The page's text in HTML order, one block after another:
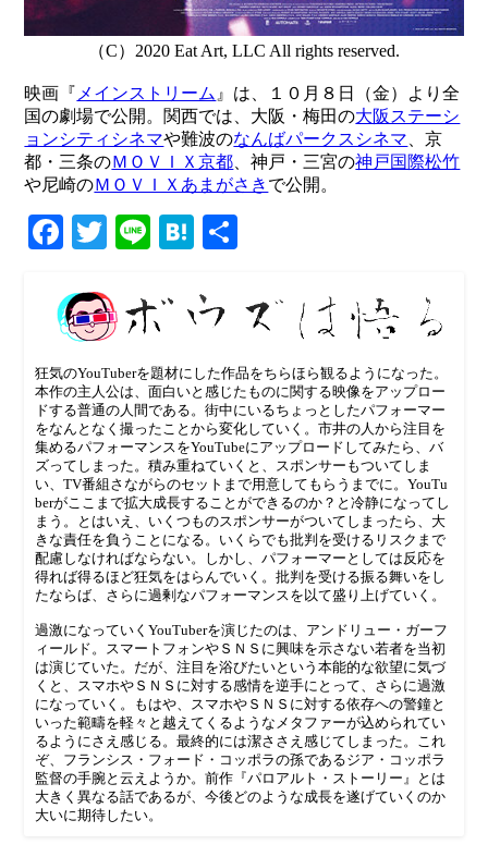
（C）2020 Eat Art, LLC All rights reserved.
映画『 メインストリーム 』は、１０月８日（金）より全
国の劇場で公開。関西では、大阪・梅田の大阪ステーシ
ョンシティシネマや難波のなんばパークスシネマ 、京
都・三条のＭＯＶＩＸ京都 、神戸・三宮の神戸国際松竹
や尼崎のＭＯＶＩＸあまがさき で公開。
Facebook
TwitterLineHatena
狂気のYouTuberを題材にした作品をちらほら観るようになった。
本作の主人公は、面白いと感じたものに関する映像をアップロー
ドする普通の人間である。街中にいるちょっとしたパフォーマー
をなんとなく撮ったことから変化していく。市井の人から注目を
集めるパフォーマンスをYouTubeにアップロードしてみたら、バ
ズってしまった。積み重ねていくと、スポンサーもついてしま
い、TV番組さながらのセットまで用意してもらうまでに。YouTu
berがここまで拡大成長することができるのか？と冷静になってし
まう。とはいえ、いくつものスポンサーがついてしまったら、大
きな責任を負うことになる。いくらでも批判を受けるリスクまで
配慮しなければならない。しかし、パフォーマーとしては反応を
得れば得るほど狂気をはらんでいく。批判を受ける振る舞いをし
たならば、さらに過剰なパフォーマンスを以て盛り上げていく。
過激になっていくYouTuberを演じたのは、アンドリュー・ガーフ
ィールド。スマートフォンやＳＮＳに興味を示さない若者を当初
は演じていた。だが、注目を浴びたいという本能的な欲望に気づ
くと、スマホやＳＮＳに対する感情を逆手にとって、さらに過激
になっていく。もはや、スマホやＳＮＳに対する依存への警鐘と
いった範疇を軽々と越えてくるようなメタファーが込められてい
るようにさえ感じる。最終的には潔ささえ感じてしまった。これ
ぞ、フランシス・フォード・コッポラの孫であるジア・コッポラ
監督の手腕と云えようか。前作『パロアルト・ストーリー』とは
大きく異なる話であるが、今後どのような成長を遂げていくのか
大いに期待したい。